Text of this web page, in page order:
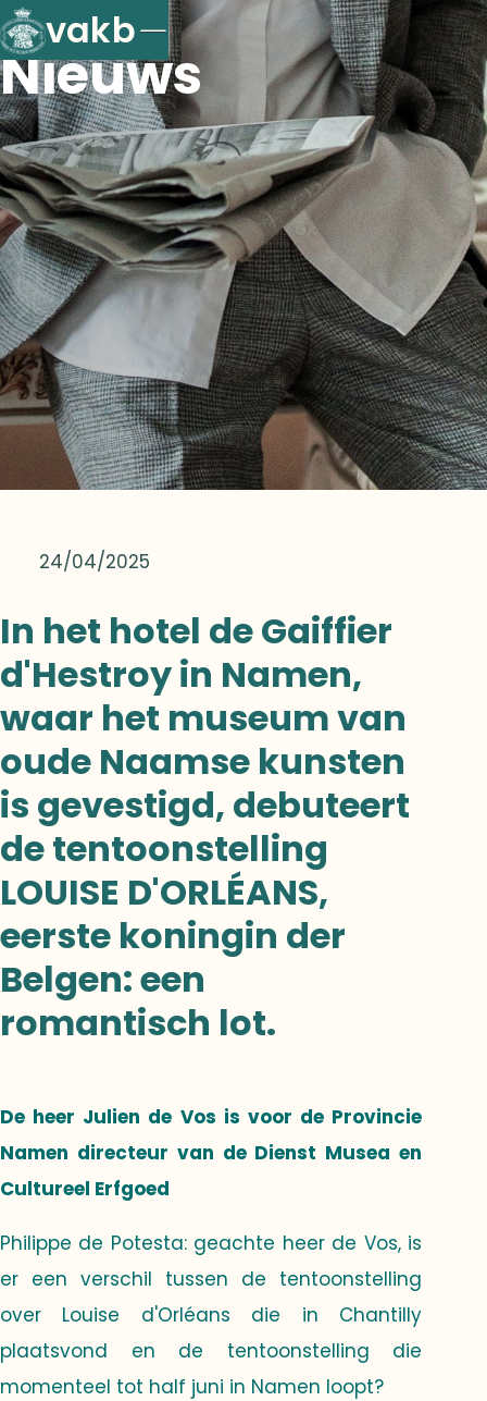
vakb
Nieuws
24/04/2025
In het hotel de Gaiffier
d'Hestroy in Namen,
waar het museum van
oude Naamse kunsten
is gevestigd, debuteert
de tentoonstelling
LOUISE D'ORLÉANS,
eerste koningin der
Belgen: een
romantisch lot.
De heer Julien de Vos is voor de Provincie
Namen directeur van de Dienst Musea en
Cultureel Erfgoed
Philippe de Potesta: geachte heer de Vos, is
er een verschil tussen de tentoonstelling
over Louise d'Orléans die in Chantilly
plaatsvond en de tentoonstelling die
momenteel tot half juni in Namen loopt?